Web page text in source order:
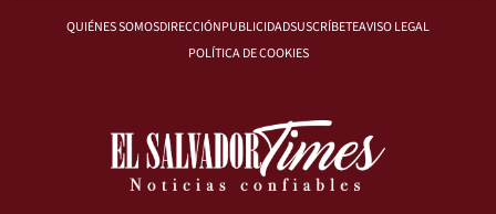
QUIÉNES SOMOSDIRECCIÓNPUBLICIDADSUSCRÍBETEAVISO LEGAL
POLÍTICA DE COOKIES